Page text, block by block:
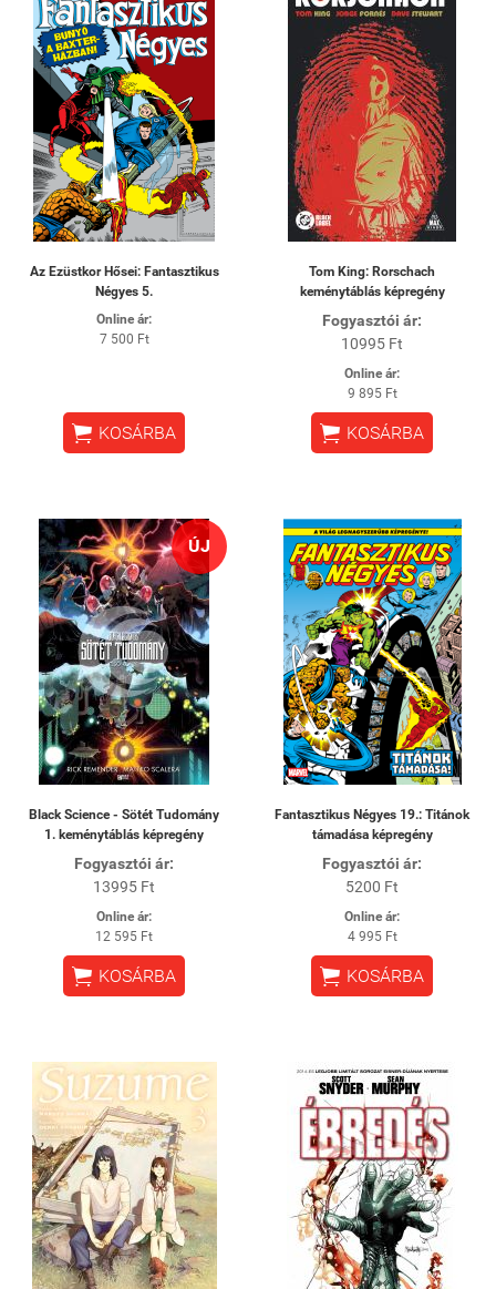
Az Ezüstkor Hősei: Fantasztikus
Négyes 5.
Online ár:
7 500 Ft
 KOSÁRBA
Tom King: Rorschach
keménytáblás képregény
Fogyasztói ár:
10995 Ft
Online ár:
9 895 Ft
 KOSÁRBA
ÚJ
Black Science - Sötét Tudomány
1. keménytáblás képregény
Fogyasztói ár:
13995 Ft
Online ár:
12 595 Ft
 KOSÁRBA
Fantasztikus Négyes 19.: Titánok
támadása képregény
Fogyasztói ár:
5200 Ft
Online ár:
4 995 Ft
 KOSÁRBA